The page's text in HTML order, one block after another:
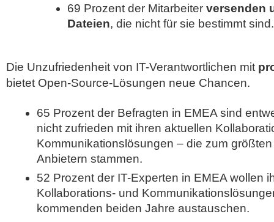
69 Prozent der Mitarbeiter versenden
Dateien, die nicht für sie bestimmt sind.
Die Unzufriedenheit von IT-Verantwortlichen mit
bietet Open-Source-Lösungen neue Chancen.
65 Prozent der Befragten in EMEA sind
nicht zufrieden mit ihren aktuellen
Kommunikationslösungen – die zum
Anbietern stammen.
52 Prozent der IT-Experten in EMEA wollen
Kollaborations- und
kommenden beiden Jahre austauschen.